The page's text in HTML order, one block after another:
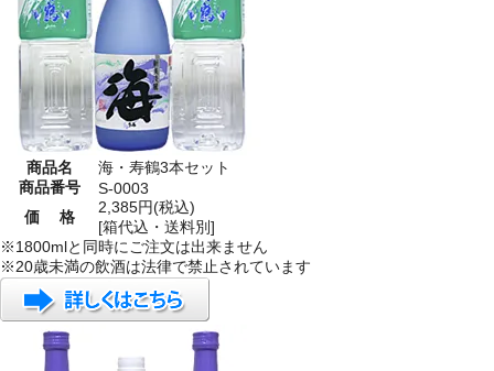
商品名
海・寿鶴3本セット
商品番号
S-0003
価 格
2,385円(税込)
[箱代込・送料別]
※1800mlと同時にご注文は出来ません
※20歳未満の飲酒は法律で禁止されています